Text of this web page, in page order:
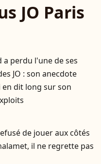
JO Paris
a perdu l'une de ses
JO : son anecdote
dit long sur son
de jouer aux côtés
il ne regrette pas